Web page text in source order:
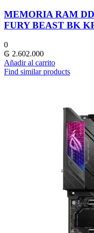
MEMORIA RAM
FURY BEAST BK
0
₲ 2.602.000
Añadir al carrito
Find similar products